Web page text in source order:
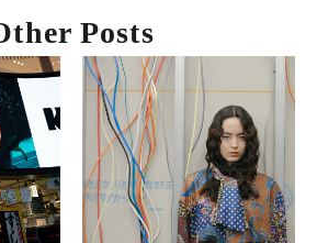
Posts